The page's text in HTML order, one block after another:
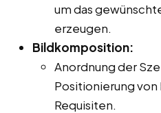
um das
erzeugen.
Bildkomposition:
Anordnung der
Positionierung
Requisiten.